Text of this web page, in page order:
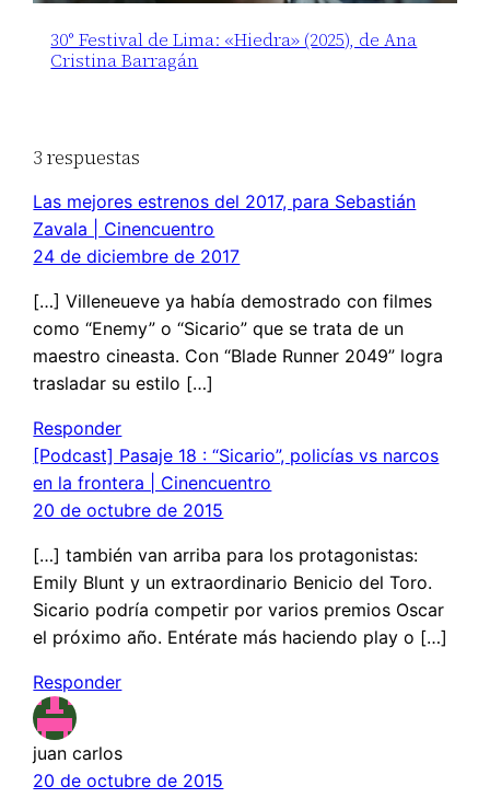
30° Festival de Lima: «Hiedra» (2025), de Ana
Cristina Barragán
3 respuestas
Las mejores estrenos del 2017, para Sebastián
Zavala | Cinencuentro
24 de diciembre de 2017
[…] Villeneueve ya había demostrado con filmes
como “Enemy” o “Sicario” que se trata de un
maestro cineasta. Con “Blade Runner 2049” logra
trasladar su estilo […]
Responder
[Podcast] Pasaje 18 : “Sicario”, policías vs narcos
en la frontera | Cinencuentro
20 de octubre de 2015
[…] también van arriba para los protagonistas:
Emily Blunt y un extraordinario Benicio del Toro.
Sicario podría competir por varios premios Oscar
el próximo año. Entérate más haciendo play o […]
Responder
juan carlos
20 de octubre de 2015